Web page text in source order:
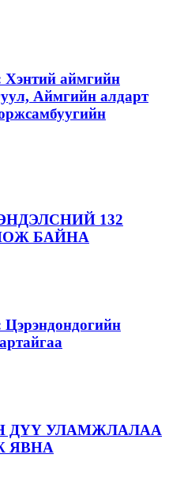
аймгийн
Аймгийн алдарт
132
БАЙНА
ДҮҮ УЛАМЖЛАЛАА
ЯВНА